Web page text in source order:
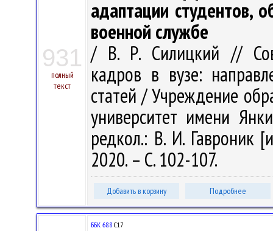
931
полный
текст
адаптации студентов,
военной службе
/ В. Р. Силицкий //
кадров в вузе:
статей / Учреждение
университет имени
редкол.: В. И. Гавроник
2020. – С. 102-107.
Добавить в корзину Подробнее
ББК 68.8 С17